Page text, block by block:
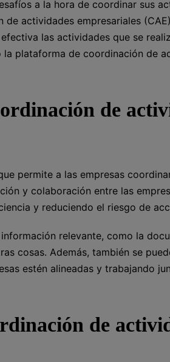
a la hora de coordinar sus
actividades empresariales
las actividades que se
plataforma de coordinación de
de
permite a las empresas
y colaboración entre las
y reduciendo el riesgo de
relevante, como la
cosas. Además, también se
estén alineadas y trabajando
de